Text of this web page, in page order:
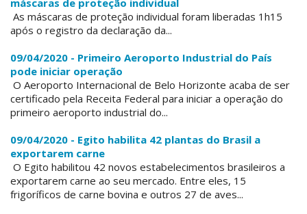
máscaras de proteção individual
As máscaras de proteção individual foram liberadas 1h15
após o registro da declaração da...
09/04/2020 - Primeiro Aeroporto Industrial do País
pode iniciar operação
O Aeroporto Internacional de Belo Horizonte acaba de ser
certificado pela Receita Federal para iniciar a operação do
primeiro aeroporto industrial do...
09/04/2020 - Egito habilita 42 plantas do Brasil a
exportarem carne
O Egito habilitou 42 novos estabelecimentos brasileiros a
exportarem carne ao seu mercado. Entre eles, 15
frigoríficos de carne bovina e outros 27 de aves...